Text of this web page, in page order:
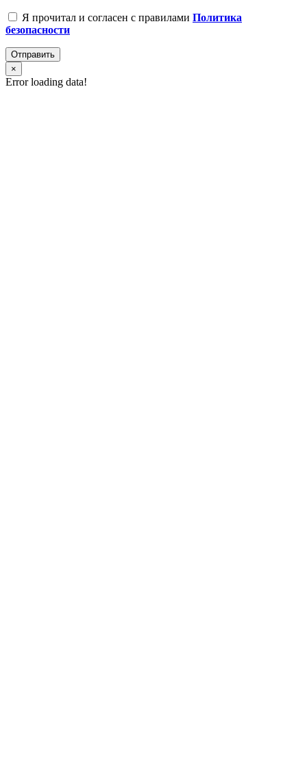
Я прочитал и согласен с правилами Политика
безопасности
Отправить
×
Error loading data!